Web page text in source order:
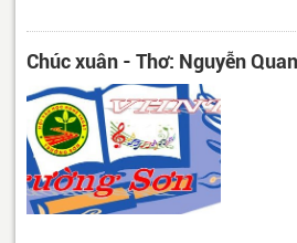
Chúc xuân - Thơ: Nguyễn